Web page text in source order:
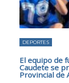
DEPORTES
El equipo de
Caudete se
Provincial de